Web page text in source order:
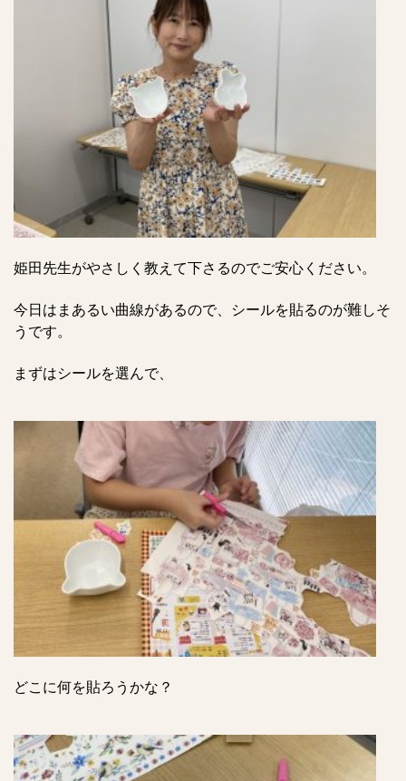
姫田先生がやさしく教えて下さるのでご安心ください。
今日はまあるい曲線があるので、シールを貼るのが難しそ
うです。
まずはシールを選んで、
どこに何を貼ろうかな？